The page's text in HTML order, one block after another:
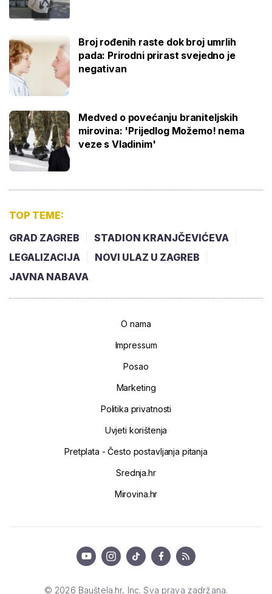
Broj rođenih raste dok broj umrlih
pada: Prirodni prirast svejedno je
negativan
Medved o povećanju braniteljskih
mirovina: 'Prijedlog Možemo! nema
veze s Vladinim'
TOP TEME:
GRAD ZAGREB
STADION KRANJČEVIĆEVA
LEGALIZACIJA
NOVI ULAZ U ZAGREB
JAVNA NABAVA
O nama
Impressum
Posao
Marketing
Politika privatnosti
Uvjeti korištenja
Pretplata - Često postavljanja pitanja
Srednja.hr
Mirovina.hr
© 2026 Bauštela.hr, Inc. Sva prava zadržana.